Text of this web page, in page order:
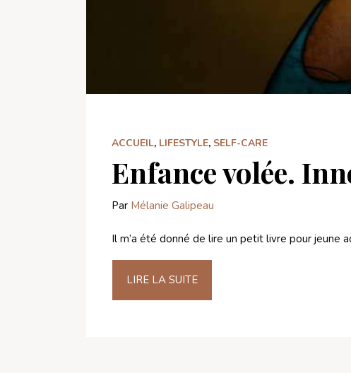
ACCUEIL, LIFESTYLE, SELF-CARE
Enfance volée.
Par Mélanie Galipeau
Il m’a été donné de lire un petit livre pour jeune
LIRE LA SUITE